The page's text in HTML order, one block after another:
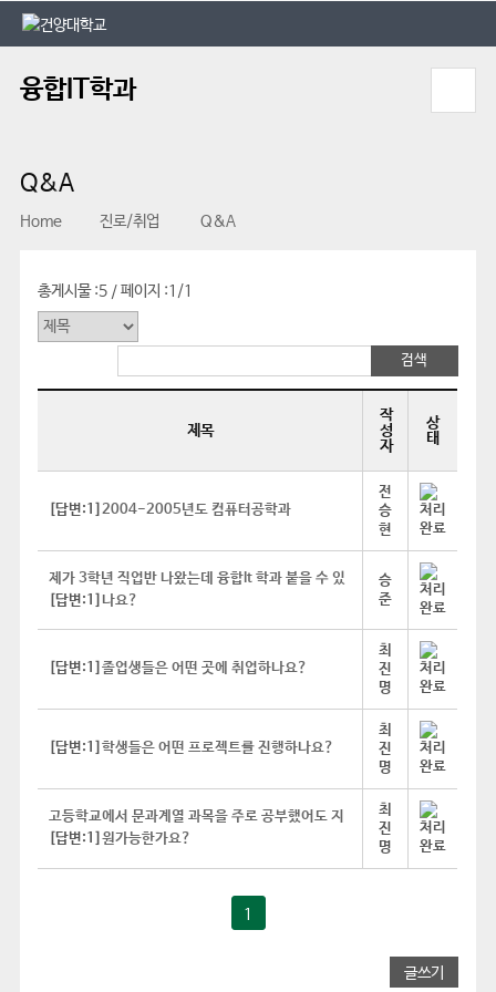
본문 바로가기
대메뉴 바로가기
융합IT학과
Q&A
Home 진로/취업 Q&A
총게시물 :5 /페이지 :1/1
제목
작
성
자
상
태
2004-2005년도 컴퓨터공학과
[답변:1]
전
승
현
제가 3학년 직업반 나왔는데 융합It 학과 붙을 수 있
나요?
[답변:1]
승
준
졸업생들은 어떤 곳에 취업하나요?
[답변:1]
최
진
명
학생들은 어떤 프로젝트를 진행하나요?
[답변:1]
최
진
명
고등학교에서 문과계열 과목을 주로 공부했어도 지
원가능한가요?
[답변:1]
최
진
명
1
글쓰기